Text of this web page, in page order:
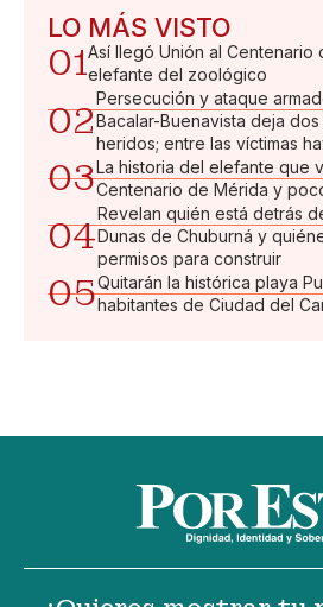
LO MÁS VISTO
01Así llegó Unión al Centenario
elefante del zoológico
02
Persecución y ataque
Bacalar-Buenavista deja
heridos; entre las víctimas
03La historia del elefante que
Centenario de Mérida y
04
Revelan quién está detrás
Dunas de Chuburná y
permisos para construir
05Quitarán la histórica playa
habitantes de Ciudad del